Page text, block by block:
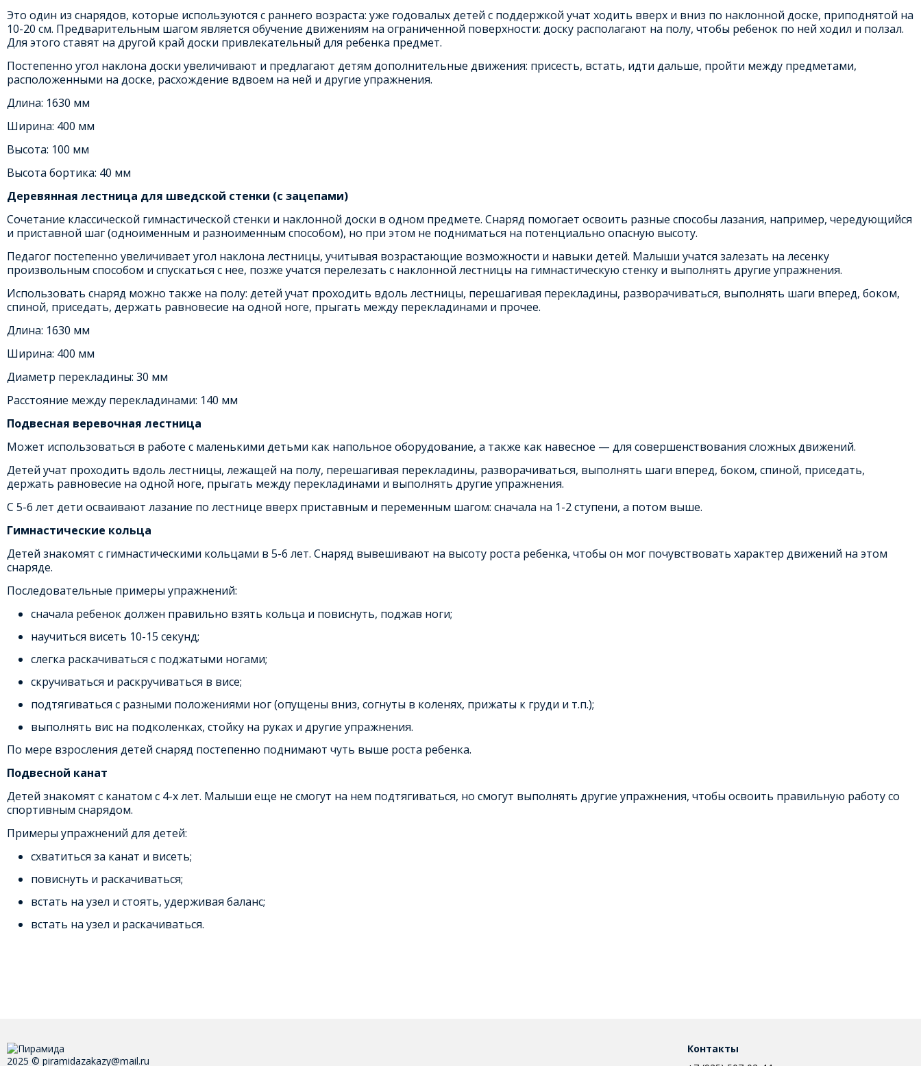
Это один из снарядов, которые используются с раннего возраста: уже годовалых детей с поддержкой учат ходить вверх и вниз по наклонной доске, приподнятой на
10-20 см. Предварительным шагом является обучение движениям на ограниченной поверхности: доску располагают на полу, чтобы ребенок по ней ходил и ползал.
Для этого ставят на другой край доски привлекательный для ребенка предмет.
Постепенно угол наклона доски увеличивают и предлагают детям дополнительные движения: присесть, встать, идти дальше, пройти между предметами,
расположенными на доске, расхождение вдвоем на ней и другие упражнения.
Длина: 1630 мм
Ширина: 400 мм
Высота: 100 мм
Высота бортика: 40 мм
Деревянная лестница для шведской стенки (с зацепами)
Сочетание классической гимнастической стенки и наклонной доски в одном предмете. Снаряд помогает освоить разные способы лазания, например, чередующийся
и приставной шаг (одноименным и разноименным способом), но при этом не подниматься на потенциально опасную высоту.
Педагог постепенно увеличивает угол наклона лестницы, учитывая возрастающие возможности и навыки детей. Малыши учатся залезать на лесенку
произвольным способом и спускаться с нее, позже учатся перелезать с наклонной лестницы на гимнастическую стенку и выполнять другие упражнения.
Использовать снаряд можно также на полу: детей учат проходить вдоль лестницы, перешагивая перекладины, разворачиваться, выполнять шаги вперед, боком,
спиной, приседать, держать равновесие на одной ноге, прыгать между перекладинами и прочее.
Длина: 1630 мм
Ширина: 400 мм
Диаметр перекладины: 30 мм
Расстояние между перекладинами: 140 мм
Подвесная веревочная лестница
Может использоваться в работе с маленькими детьми как напольное оборудование, а также как навесное — для совершенствования сложных движений.
Детей учат проходить вдоль лестницы, лежащей на полу, перешагивая перекладины, разворачиваться, выполнять шаги вперед, боком, спиной, приседать,
держать равновесие на одной ноге, прыгать между перекладинами и выполнять другие упражнения.
С 5-6 лет дети осваивают лазание по лестнице вверх приставным и переменным шагом: сначала на 1-2 ступени, а потом выше.
Гимнастические кольца
Детей знакомят с гимнастическими кольцами в 5-6 лет. Снаряд вывешивают на высоту роста ребенка, чтобы он мог почувствовать характер движений на этом
снаряде.
Последовательные примеры упражнений:
сначала ребенок должен правильно взять кольца и повиснуть, поджав ноги;
научиться висеть 10-15 секунд;
слегка раскачиваться с поджатыми ногами;
скручиваться и раскручиваться в висе;
подтягиваться с разными положениями ног (опущены вниз, согнуты в коленях, прижаты к груди и т.п.);
выполнять вис на подколенках, стойку на руках и другие упражнения.
По мере взросления детей снаряд постепенно поднимают чуть выше роста ребенка.
Подвесной канат
Детей знакомят с канатом с 4-х лет. Малыши еще не смогут на нем подтягиваться, но смогут выполнять другие упражнения, чтобы освоить правильную работу со
спортивным снарядом.
Примеры упражнений для детей:
схватиться за канат и висеть;
повиснуть и раскачиваться;
встать на узел и стоять, удерживая баланс;
встать на узел и раскачиваться.
2025 © piramidazakazy@mail.ru
Контакты